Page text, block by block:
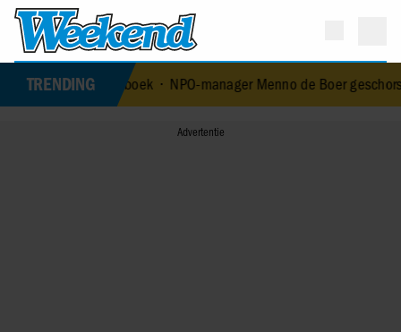
TRENDING
•NPO-manager Menno de Boer geschorst na